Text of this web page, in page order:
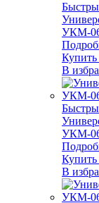
УКМ-
Купить
В
УКМ-
Купить
В